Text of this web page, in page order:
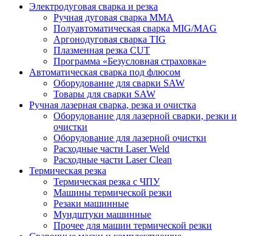
Электродуговая сварка и резка
Ручная дуговая сварка MMA
Полуавтоматическая сварка MIG/MAG
Аргонодуговая сварка TIG
Плазменная резка CUT
Программа «Безусловная страховка»
Автоматическая сварка под флюсом
Оборудование для сварки SAW
Товары для сварки SAW
Ручная лазерная сварка, резка и очистка
Оборудование для лазерной сварки, резки и
очистки
Оборудование для лазерной очистки
Расходные части Laser Weld
Расходные части Laser Clean
Термическая резка
Термическая резка с ЧПУ
Машины термической резки
Резаки машинные
Мундштуки машинные
Прочее для машин термической резки